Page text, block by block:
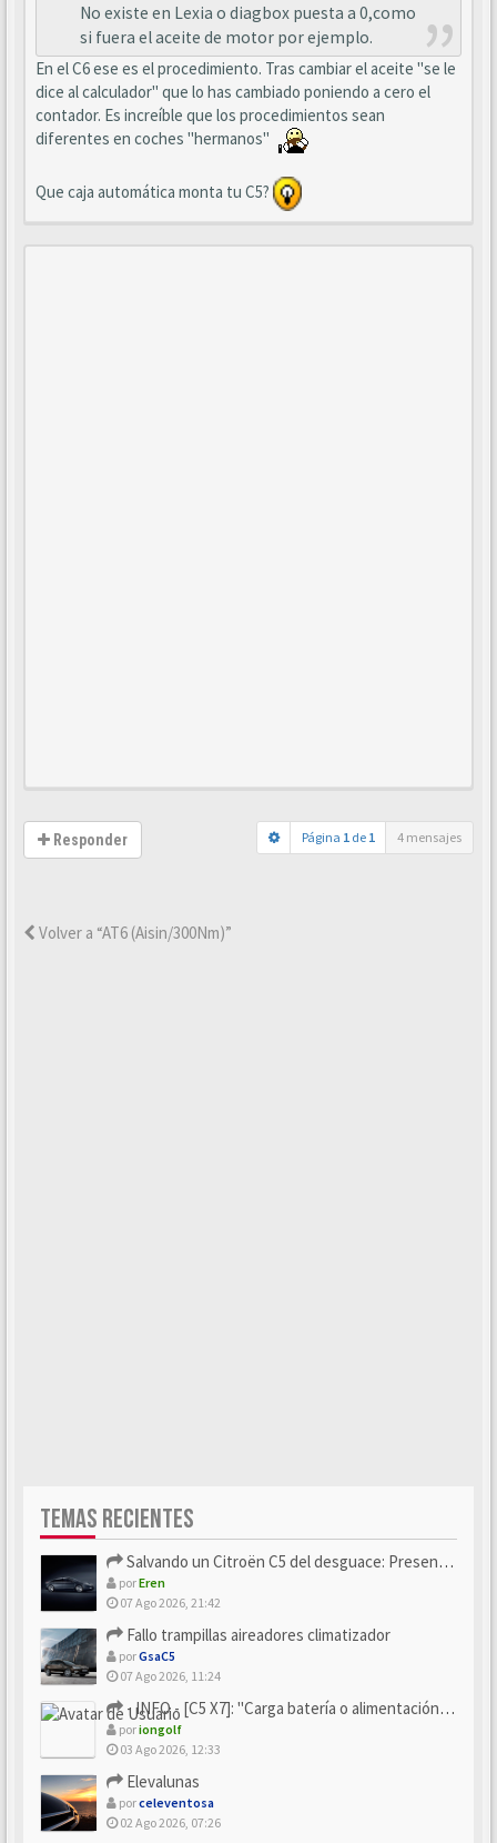
No existe en Lexia o diagbox puesta a 0,como
si fuera el aceite de motor por ejemplo.
En el C6 ese es el procedimiento. Tras cambiar el aceite "se le
dice al calculador" que lo has cambiado poniendo a cero el
contador. Es increíble que los procedimientos sean
diferentes en coches "hermanos"
Que caja automática monta tu C5?
Responder Página 1 de 1 4 mensajes
Volver a “AT6 (Aisin/300Nm)”
TEMAS RECIENTES
Salvando un Citroën C5 del desguace: Presentación y seguimiento
porEren
07 Ago 2026, 21:42
Fallo trampillas aireadores climatizador
porGsaC5
07 Ago 2026, 11:24
- INFO - [C5 X7]: "Carga batería o alimentación eléctri...
poriongolf
03 Ago 2026, 12:33
Elevalunas
porceleventosa
02 Ago 2026, 07:26